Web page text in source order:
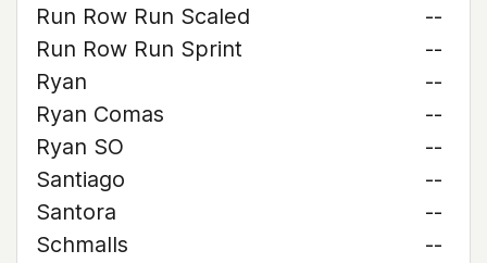
Run Row Run Scaled
--
Run Row Run Sprint
--
Ryan
--
Ryan Comas
--
Ryan SO
--
Santiago
--
Santora
--
Schmalls
--